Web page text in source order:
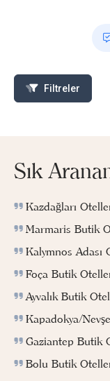
Filtreler
Sık
Kazdağları
Marmaris Butik
Kalymnos Adası
Foça Butik
Ayvalık Butik
Kapadokya/
Gaziantep Butik
Bolu Butik